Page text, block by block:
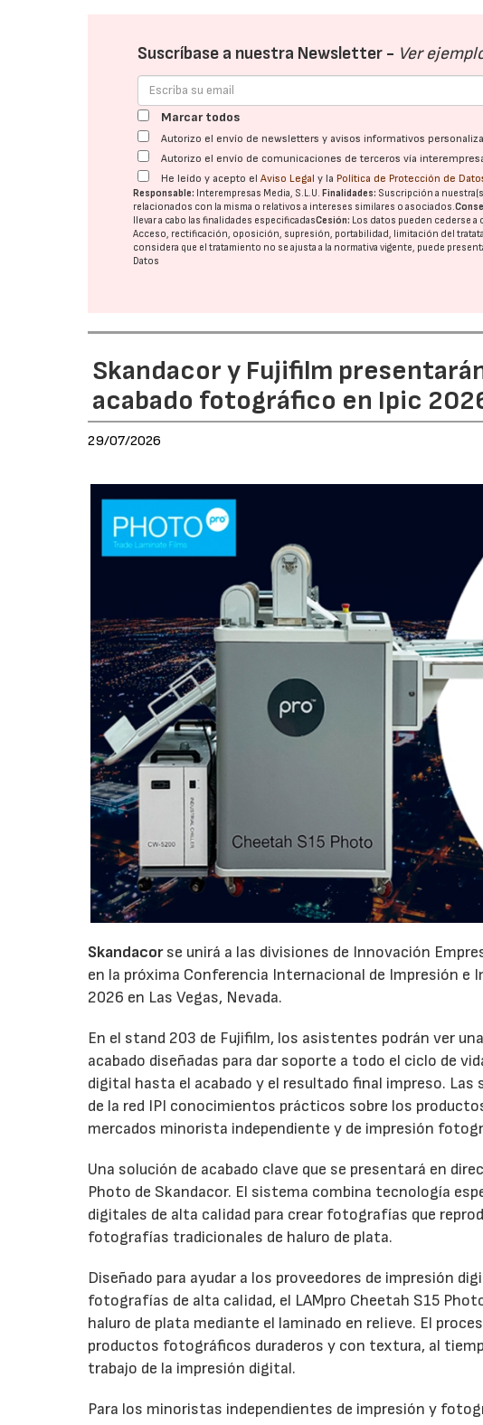
Suscríbase a nuestra Newsletter - Ver
Marcar todos
Autorizo el envío de newsletters y avisos informativos
Autorizo el envío de comunicaciones de terceros vía
He leído y acepto elAviso Legal y la Política de Protección de
Responsable: Interempresas Media, S.L.U.Finalidades: Suscripción a
relacionados con la misma o relativos a intereses similares o asociados.
llevar a cabo las finalidades especificadasCesión: Los datos pueden cederse a
Acceso, rectificación, oposición, supresión, portabilidad, limitación del
considera que el tratamiento no se ajusta a la normativa vigente, puede
Datos
Skandacor y Fujifilm
acabado fotográfico en Ipic
29/07/2026
Skandacorse unirá a las divisiones de Innovación
en la próxima Conferencia Internacional de Impresión e
2026 en Las Vegas, Nevada.
En el stand 203 de Fujifilm, los asistentes podrán ver
acabado diseñadas para dar soporte a todo el ciclo de
digital hasta el acabado y el resultado final impreso.
de la red IPI conocimientos prácticos sobre los
mercados minorista independiente y de impresión
Una solución de acabado clave que se presentará en
Photo de Skandacor. El sistema combina tecnología
digitales de alta calidad para crear fotografías que
fotografías tradicionales de haluro de plata.
Diseñado para ayudar a los proveedores de impresión
fotografías de alta calidad, el LAMpro Cheetah S15
haluro de plata mediante el laminado en relieve. El
productos fotográficos duraderos y con textura, al
trabajo de la impresión digital.
Para los minoristas independientes de impresión y